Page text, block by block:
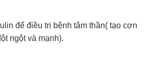
để điều trị bệnh tâm thần( tạo cơn
ngột và mạnh).